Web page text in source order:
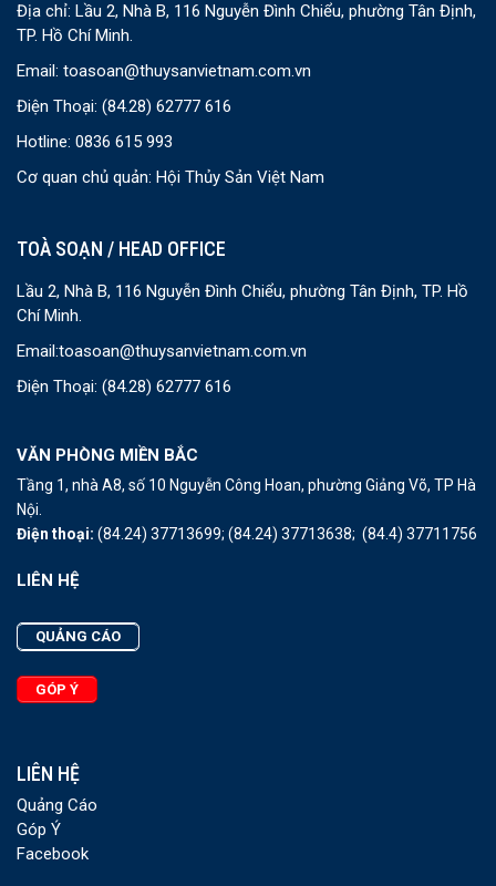
Địa chỉ: Lầu 2, Nhà B, 116 Nguyễn Đình Chiểu, phường Tân Định,
TP. Hồ Chí Minh.
Email: toasoan@thuysanvietnam.com.vn
Điện Thoại: (84.28) 62777 616
Hotline: 0836 615 993
Cơ quan chủ quản: Hội Thủy Sản Việt Nam
TOÀ SOẠN / HEAD OFFICE
Lầu 2, Nhà B, 116 Nguyễn Đình Chiểu, phường Tân Định, TP. Hồ
Chí Minh.
Email:toasoan@thuysanvietnam.com.vn
Điện Thoại: (84.28) 62777 616
VĂN PHÒNG MIỀN BẮC
Tầng 1, nhà A8, số 10 Nguyễn Công Hoan, phường Giảng Võ, TP Hà
Nội.
Điện thoại: (84.24) 37713699; (84.24) 37713638; (84.4) 37711756
LIÊN HỆ
QUẢNG CÁO
GÓP Ý
LIÊN HỆ
Quảng Cáo
Góp Ý
Facebook